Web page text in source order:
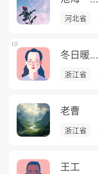
河北省
冬日暖...
浙江省
10
老曹
浙江省
王工